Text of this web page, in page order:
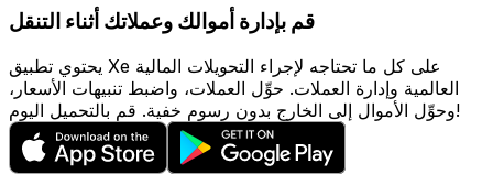
قم بإدارة أموالك وعملاتك أثناء التنقل
يحتوي تطبيق Xe على كل ما تحتاجه لإجراء التحويلات المالية
العالمية وإدارة العملات. حوِّل العملات، واضبط تنبيهات الأسعار،
وحوِّل الأموال إلى الخارج بدون رسوم خفية. قم بالتحميل اليوم!